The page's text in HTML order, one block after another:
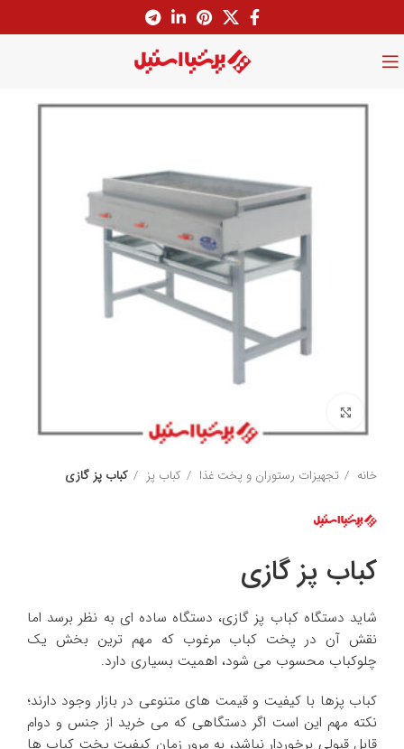
خانه تجهیزات رستوران و پخت غذا کباب پز كباب پز گازى
كباب پز گازى
شاید دستگاه کباب پز گازی، دستگاه ساده ای به نظر برسد اما
نقش آن در پخت کباب مرغوب که مهم ترین بخش یک
چلوکباب محسوب می شود، اهمیت بسیاری دارد.
کباب پزها با کیفیت و قیمت های متنوعی در بازار وجود دارند؛
نکته مهم این است اگر دستگاهی که می خرید از جنس و دوام
قابل قبولی برخوردار نباشد، به مرور زمان کیفیت پخت کباب ها